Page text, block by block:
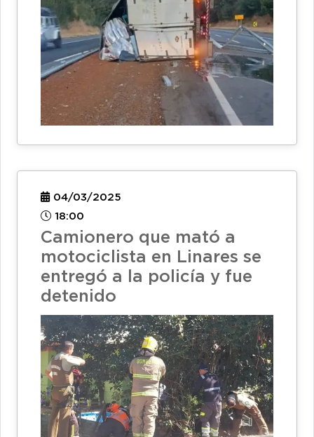
04/03/2025
18:00
Camionero que mató a
motociclista en Linares se
entregó a la policía y fue
detenido